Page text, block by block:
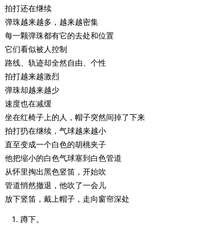
拍打还在继续
弹珠越来越多，越来越密集
每一颗弹珠都有它的去处和位置
它们看似被人控制
路线、轨迹却全然自由、个性
拍打越来越激烈
弹珠却越来越少
速度也在减缓
坐在红椅子上的人，帽子突然间掉了下来
拍打扔在继续，气球越来越小
直至变成一个白色的胡桃夹子
他把缩小的白色气球塞到白色管道
从怀里掏出黑色竖笛，开始吹
管道悄然撤退，他吹了一会儿
放下竖笛，戴上帽子，走向窗帘深处
蹲下。